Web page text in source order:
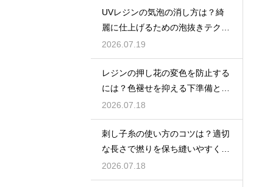
UVレジンの気泡の消し方は？綺
麗に仕上げるための泡抜きテクニ
ック
2026.07.19
レジンの押し花の変色を防止する
には？色褪せを抑える下準備とU
Vカットの工夫
2026.07.18
刺し子糸の使い方のコツは？適切
な長さで撚りを保ち縫いやすくす
る方法
2026.07.18